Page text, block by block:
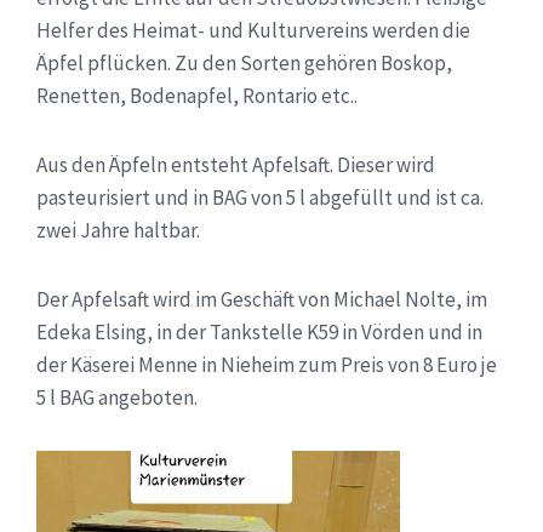
Helfer des Heimat- und Kulturvereins werden die
Äpfel pflücken. Zu den Sorten gehören Boskop,
Renetten, Bodenapfel, Rontario etc..
Aus den Äpfeln entsteht Apfelsaft. Dieser wird
pasteurisiert und in BAG von 5 l abgefüllt und ist ca.
zwei Jahre haltbar.
Der Apfelsaft wird im Geschäft von Michael Nolte, im
Edeka Elsing, in der Tankstelle K59 in Vörden und in
der Käserei Menne in Nieheim zum Preis von 8 Euro je
5 l BAG angeboten.